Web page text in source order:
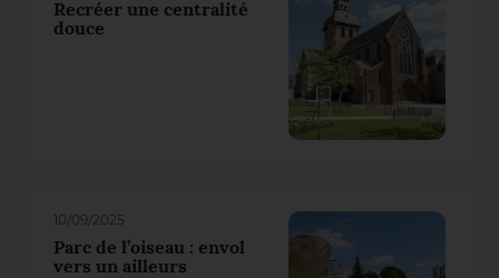
Recréer une centralité
douce
10/09/2025
Parc de l’oiseau : envol
vers un ailleurs